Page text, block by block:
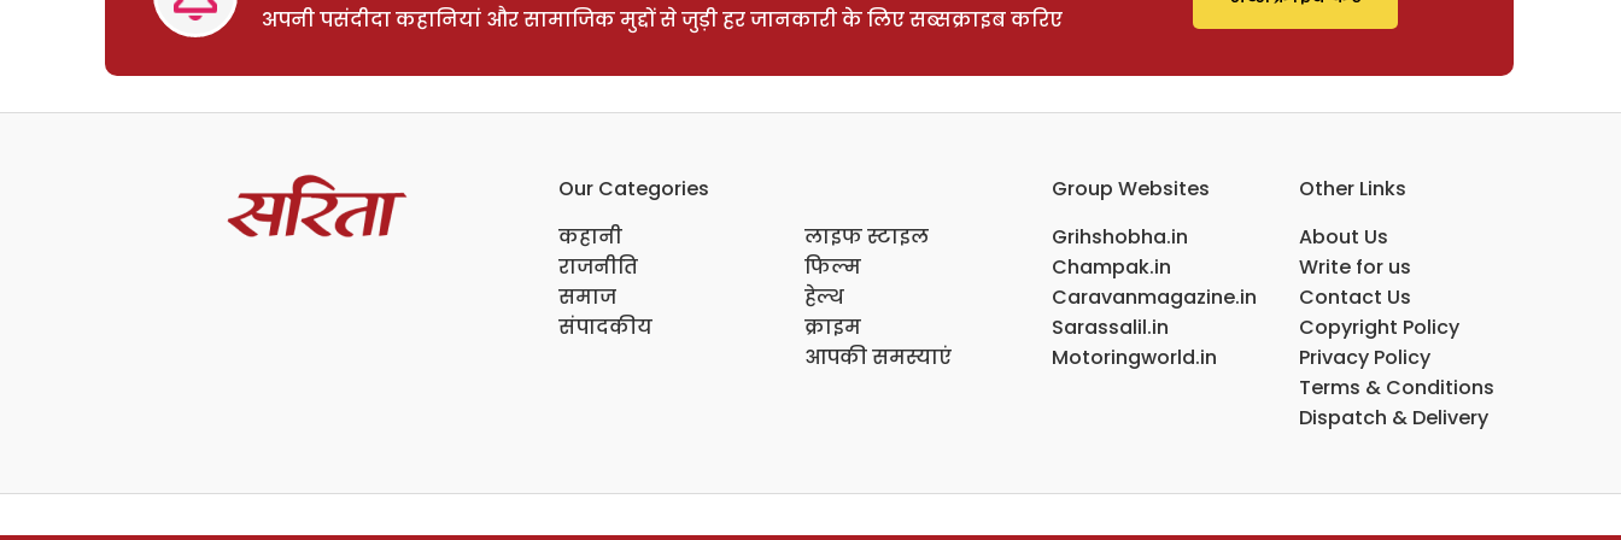
अपनी पसंदीदा कहानियां और सामाजिक मुद्दों से जुड़ी हर जानकारी के लिए सब्सक्राइब करिए
Our Categories
कहानी
राजनीति
समाज
संपादकीय
लाइफ स्टाइल
फिल्म
हेल्थ
क्राइम
आपकी समस्याएं
Group Websites
Grihshobha.in
Champak.in
Caravanmagazine.in
Sarassalil.in
Motoringworld.in
Other Links
About Us
Write for us
Contact Us
Copyright Policy
Privacy Policy
Terms & Conditions
Dispatch & Delivery